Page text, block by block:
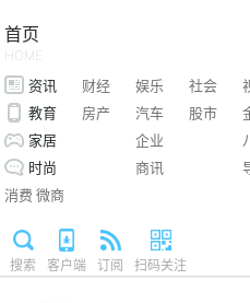
首页
HOME
资讯 财经 娱乐 社会
教育
房产 汽车 股市
家居
企业
时尚
商讯
消费 微商
搜索 客户端 订阅 扫码关注